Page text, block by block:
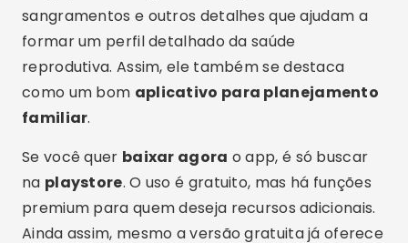
para monitoramento de sintomas e possíveis
sinais de gravidez. Seu sistema de dados é
robusto e permite personalização de lembretes
e alertas.
Ao responder ao questionário inicial, o app traça
um perfil detalhado que ajuda noteste de
gravidez pelo celular, analisando os sintomas
mais comuns no início da gestação. Isso torna o
Ovia bastante confiável para mulheres em idade